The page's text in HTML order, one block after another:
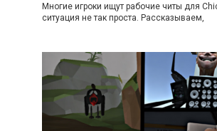
Многие игроки ищут рабочие читы для
ситуация не так проста. Рассказываем,